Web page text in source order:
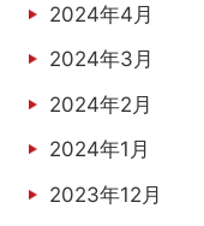
2024年4月
2024年3月
2024年2月
2024年1月
2023年12月